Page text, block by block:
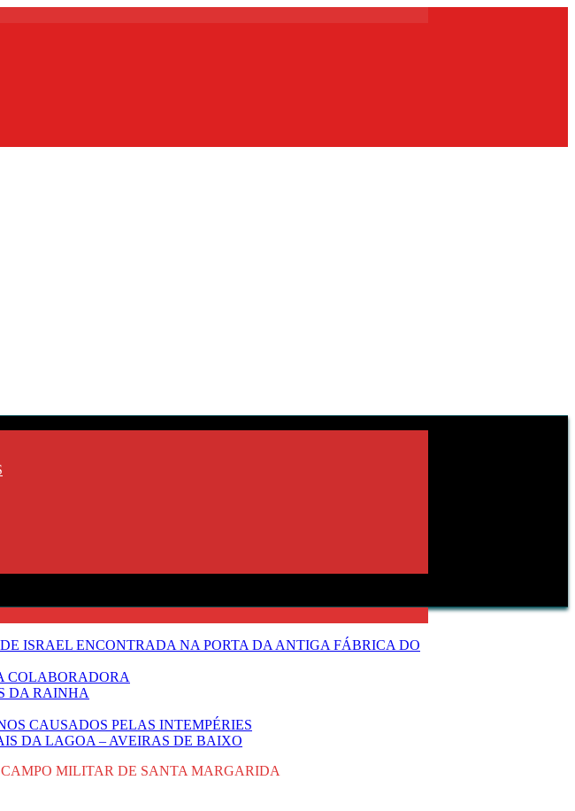
ISRAEL ENCONTRADA NA PORTA DA ANTIGA FÁBRICA DO
COLABORADORA
DA RAINHA
CAUSADOS PELAS INTEMPÉRIES
DA LAGOA – AVEIRAS DE BAIXO
MILITAR DE SANTA MARGARIDA